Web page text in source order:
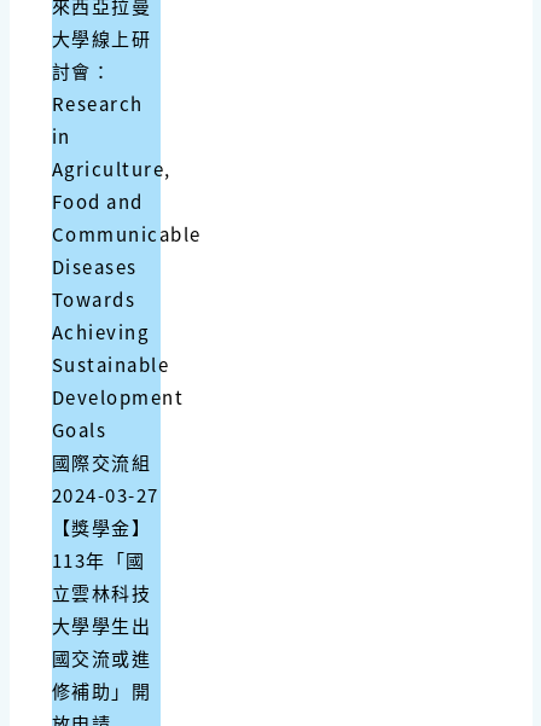
來西亞拉曼
大學線上研
討會：
Research
in
Agriculture,
Food and
Communicable
Diseases
Towards
Achieving
Sustainable
Development
Goals
國際交流組
2024-03-27
【獎學金】
113年「國
立雲林科技
大學學生出
國交流或進
修補助」開